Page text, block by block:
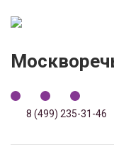
8 (499) 235-31-46